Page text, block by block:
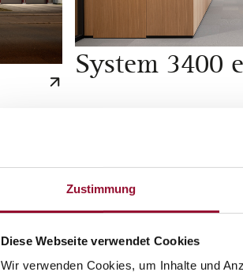
Zustimmung
Diese Webseite verwendet Cookies
Wir verwenden Cookies, um Inhalte und
System 3400